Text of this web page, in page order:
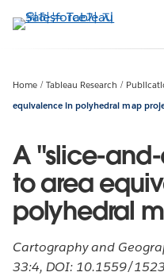
요
로
뛰
기
Home Tableau Research
equivalence in polyhedral map
A "slice-
to area
polyhedral
Cartography and
33:4, DOI: 10.1559/